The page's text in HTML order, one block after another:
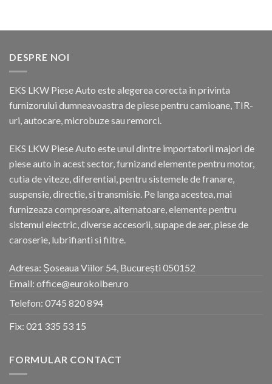
DESPRE NOI
EKS LKW Piese Auto este alegerea corecta in privinta
furnizorului dumneavoastra de piese pentru camioane, TIR-
uri, autocare, microbuze sau remorci.
EKS LKW Piese Auto este unul dintre importatorii majori de
piese auto in acest sector, furnizand elemente pentru motor,
cutia de viteze, diferential, pentru sistemele de franare,
suspensie, directie, si transmisie. Pe langa acestea, mai
furnizeaza compresoare, alternatoare, elemente pentru
sistemul electric, diverse accesorii, supape de aer, piese de
caroserie, lubrifianti si filtre.
Adresa: Șoseaua Viilor 54, București 050152
Email: office@eurokolben.ro
Telefon: 0745 820 894
Fix: 021 335 53 15
FORMULAR CONTACT